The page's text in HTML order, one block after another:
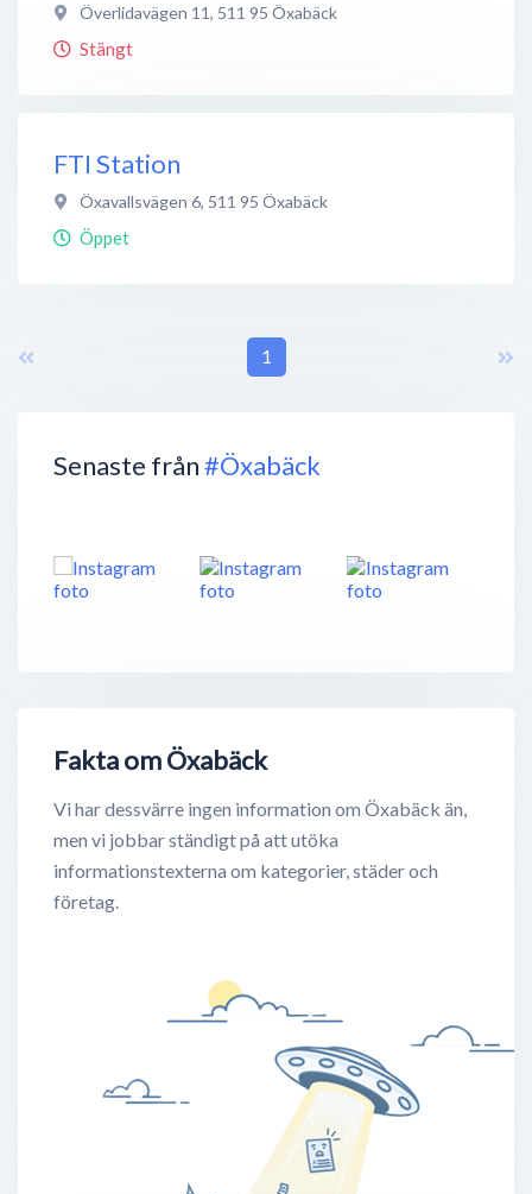
Senaste från#Öxabäck
Fakta om Öxabäck
Vi har dessvärre ingen information om Öxabäck än,
men vi jobbar ständigt på att utöka
informationstexterna om kategorier, städer och
företag.
Överlidavägen 11, 511 95 Öxabäck
Stängt
FTI Station
Öxavallsvägen 6, 511 95 Öxabäck
Öppet
1